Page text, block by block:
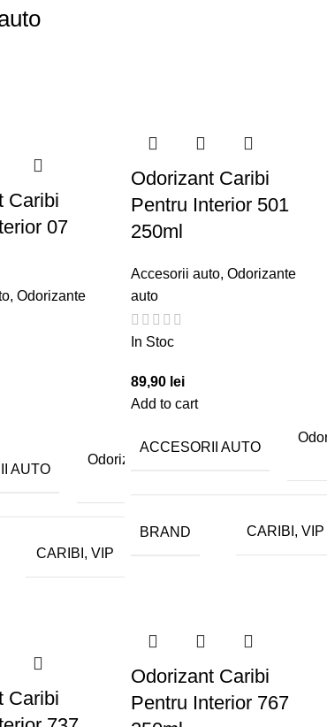
Caribi
07
, Odorizante
AUTO
Odorizante
CARIBI, VIP
Odorizant Caribi
Pentru Interior 501
250ml
Accesorii auto,Odorizante
auto
In Stoc
89,90 lei
Add to cart
ACCESORII AUTO
BRAND CARIBI, VIP
Caribi
Odorizant Caribi
Pentru Interior 767